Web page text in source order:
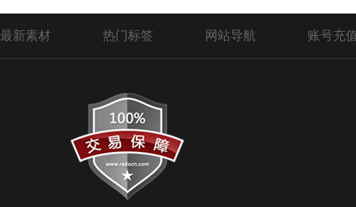
最新素材 热门标签 网站导航 账号充